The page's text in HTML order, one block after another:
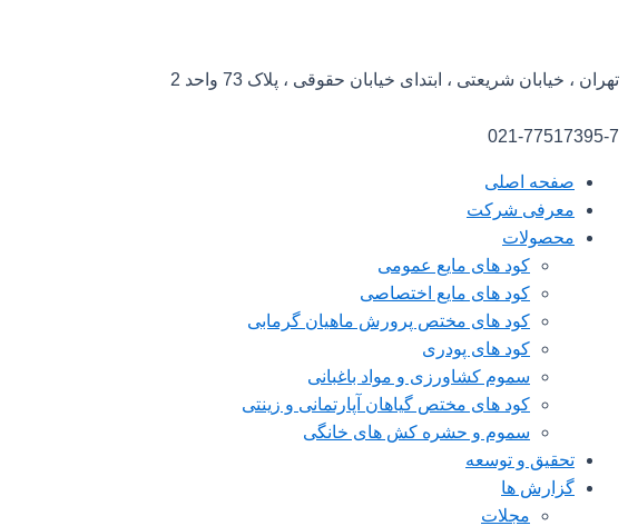
تهران ، خیابان شریعتی ، ابتدای خیابان حقوقی ، پلاک 73 واحد 2​
021-77517395-7
صفحه اصلی
معرفی شرکت
محصولات
کود های مایع عمومی
کود های مایع اختصاصی
کود های مختص پرورش ماهیان گرمابی
کود های پودری
سموم کشاورزی و مواد باغبانی
کود های مختص گیاهان آپارتمانی و زینتی
سموم و حشره کش های خانگی
تحقیق و توسعه
گزارش ها
مجلات